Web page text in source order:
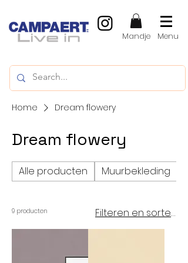
Mandje Menu
Home Dream flowery
Dream flowery
Alle producten Muurbekleding
9 producten Filteren en sorteren